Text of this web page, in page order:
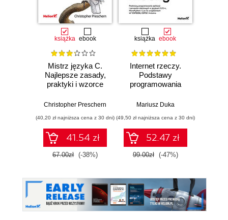
książka ebook
Mistrz języka C.
Najlepsze zasady,
praktyki i wzorce
Christopher Preschern
(40,20 zł najniższa cena z 30 dni)
41.54 zł
67.00zł (-38%)
książka ebook
Internet rzeczy.
Podstawy
programowania
sieciowych w
MicroPython i Lua
na urządzeniach
IoT ESP8266,
ESP32 i Arduino
Mariusz Duka
(49,50 zł najniższa cena z 30 dni)
52.47 zł
99.00zł (-47%)